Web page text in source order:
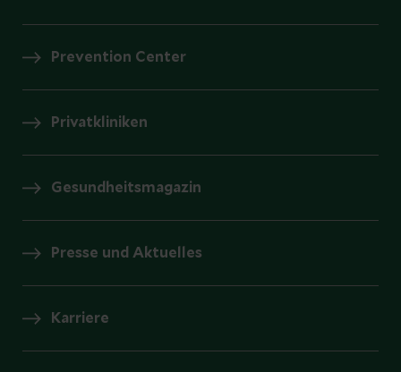
Prevention Center
Privatkliniken
Gesundheitsmagazin
Presse und Aktuelles
Karriere